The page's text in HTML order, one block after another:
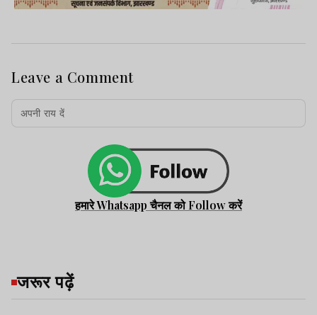
Leave a Comment
हमारे Whatsapp चैनल को Follow करें
जरूर पढ़ें